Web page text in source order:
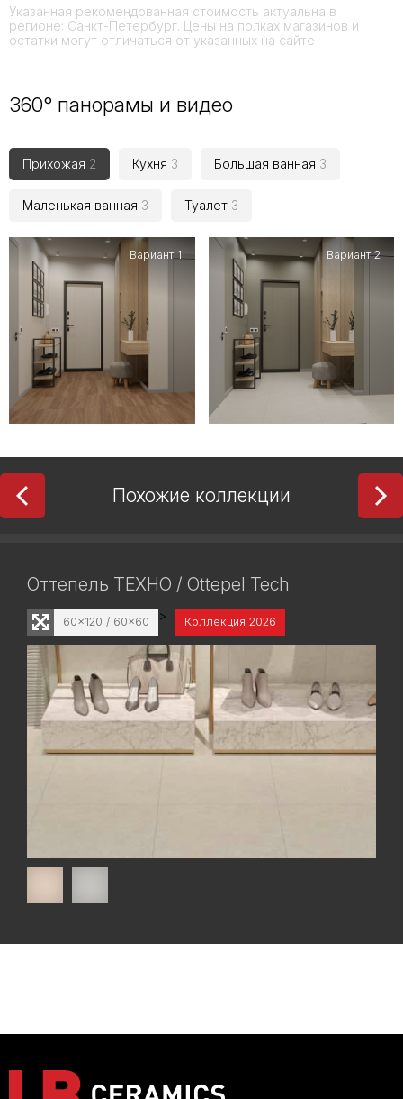
Указанная рекомендованная стоимость актуальна в
регионе: Санкт-Петербург. Цены на полках магазинов и
остатки могут отличаться от указанных на сайте
360° панорамы и видео
Прихожая 2 Кухня 3 Большая ванная 3
Маленькая ванная 3 Туалет 3
Вариант 1 Вариант 2
Похожие коллекции
Оттепель ТЕХНО / Ottepel Tech
>
60x120 / 60x60 Коллекция 2026